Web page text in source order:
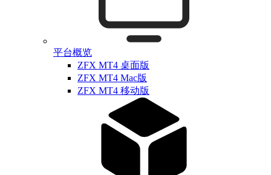
平台概览
ZFX MT4 桌面版
ZFX MT4 Mac版
ZFX MT4 移动版